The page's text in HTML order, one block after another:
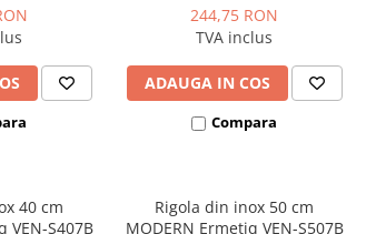
244,75 RON
TVA inclus
ADAUGA IN COS
Compara
40 cm
VEN-S407B
Rigola din inox 50 cm
MODERN Ermetiq VEN-S507B